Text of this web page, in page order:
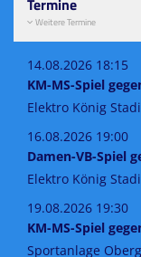
Weitere Termine
14.08.2026 18:15
KM-MS-Spiel
Elektro König
16.08.2026 19:00
Damen-VB-Spiel
Elektro König
19.08.2026 19:30
KM-MS-Spiel
Sportanlage